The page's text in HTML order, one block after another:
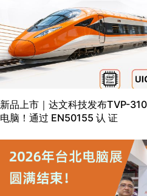
新品上市｜达文科技发布TVP-
电脑！通过 EN50155 认 证